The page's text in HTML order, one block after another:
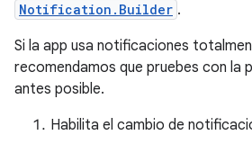
Notification.Builder .
Si la app usa notificaciones
recomendamos que pruebes con la
antes posible.
Habilita el cambio de